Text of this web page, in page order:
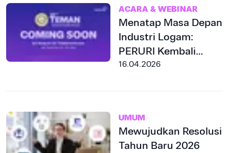
ACARA & WEBINAR
Menatap Masa Depan
Industri Logam:
PERURI Kembali
Menjadi Tuan Rumah
Diselenggarakan di
Bali
16.04.2026
UMUM
Mewujudkan Resolusi
Tahun Baru 2026